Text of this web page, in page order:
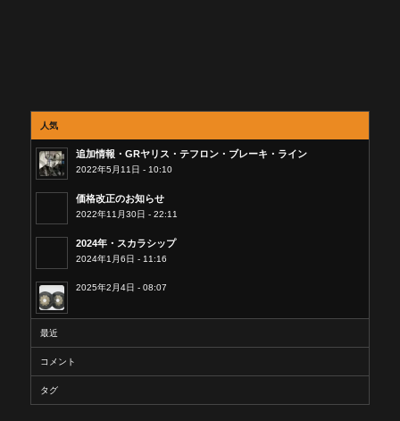
人気
追加情報・GRヤリス・テフロン・ブレーキ・ライン
2022年5月11日 - 10:10
価格改正のお知らせ
2022年11月30日 - 22:11
2024年・スカラシップ
2024年1月6日 - 11:16
2025年2月4日 - 08:07
最近
コメント
タグ